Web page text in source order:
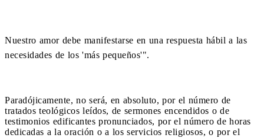
Nuestro amor debe manifestarse en una respuesta hábil a las
necesidades de los 'más pequeños'".
Paradójicamente, no será, en absoluto, por el número de
tratados teológicos leídos, de sermones encendidos o de
testimonios edificantes pronunciados, por el número de horas
dedicadas a la oración o a los servicios religiosos, o por el